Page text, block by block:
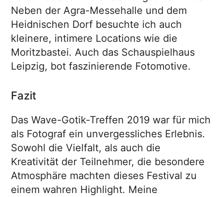
Neben der Agra-Messehalle und dem
Heidnischen Dorf besuchte ich auch
kleinere, intimere Locations wie die
Moritzbastei. Auch das Schauspielhaus
Leipzig, bot faszinierende Fotomotive.
Fazit
Das Wave-Gotik-Treffen 2019 war für mich
als Fotograf ein unvergessliches Erlebnis.
Sowohl die Vielfalt, als auch die
Kreativität der Teilnehmer, die besondere
Atmosphäre machten dieses Festival zu
einem wahren Highlight. Meine